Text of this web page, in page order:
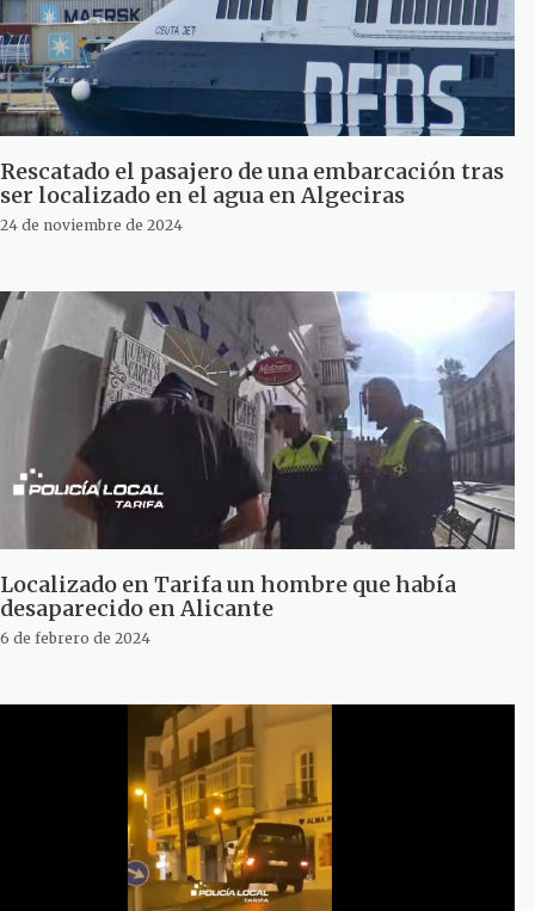
Rescatado el pasajero de una embarcación tras
ser localizado en el agua en Algeciras
24 de noviembre de 2024
Localizado en Tarifa un hombre que había
desaparecido en Alicante
6 de febrero de 2024